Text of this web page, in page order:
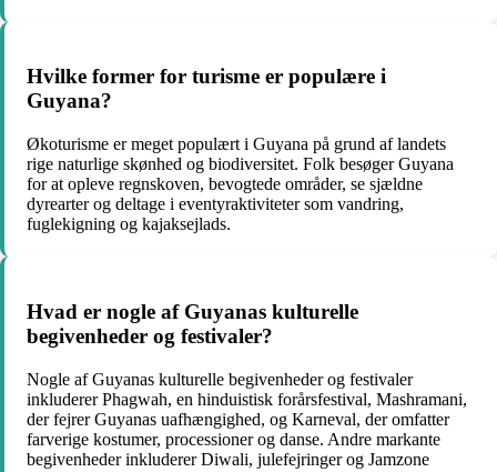
Hvilke former for turisme er populære i
Guyana?
Økoturisme er meget populært i Guyana på grund af landets
rige naturlige skønhed og biodiversitet. Folk besøger Guyana
for at opleve regnskoven, bevogtede områder, se sjældne
dyrearter og deltage i eventyraktiviteter som vandring,
fuglekigning og kajaksejlads.
Hvad er nogle af Guyanas kulturelle
begivenheder og festivaler?
Nogle af Guyanas kulturelle begivenheder og festivaler
inkluderer Phagwah, en hinduistisk forårsfestival, Mashramani,
der fejrer Guyanas uafhængighed, og Karneval, der omfatter
farverige kostumer, processioner og danse. Andre markante
begivenheder inkluderer Diwali, julefejringer og Jamzone